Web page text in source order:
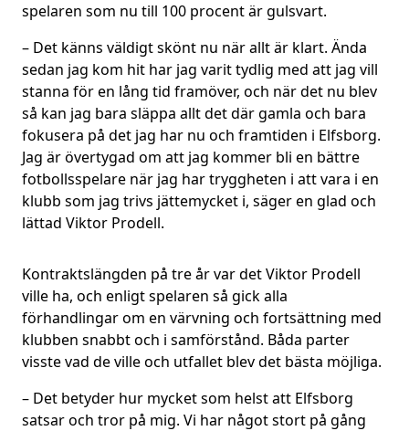
spelaren som nu till 100 procent är gulsvart.
– Det känns väldigt skönt nu när allt är klart. Ända
sedan jag kom hit har jag varit tydlig med att jag vill
stanna för en lång tid framöver, och när det nu blev
så kan jag bara släppa allt det där gamla och bara
fokusera på det jag har nu och framtiden i Elfsborg.
Jag är övertygad om att jag kommer bli en bättre
fotbollsspelare när jag har tryggheten i att vara i en
klubb som jag trivs jättemycket i, säger en glad och
lättad Viktor Prodell.
Kontraktslängden på tre år var det Viktor Prodell
ville ha, och enligt spelaren så gick alla
förhandlingar om en värvning och fortsättning med
klubben snabbt och i samförstånd. Båda parter
visste vad de ville och utfallet blev det bästa möjliga.
– Det betyder hur mycket som helst att Elfsborg
satsar och tror på mig. Vi har något stort på gång